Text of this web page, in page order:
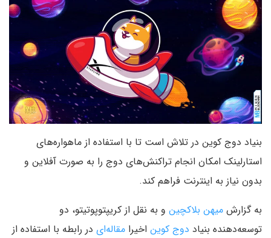
بنیاد دوج کوین در تلاش است تا با استفاده از ماهواره‌های
استارلینک امکان انجام تراکنش‌های دوج را به صورت آفلاین و
بدون نیاز به اینترنت فراهم کند.
به گزارش میهن بلاکچین و به نقل از کریپتوپوتیتو، دو
توسعه‌دهنده بنیاد دوج کوین اخیرا مقاله‌ای در رابطه با استفاده از